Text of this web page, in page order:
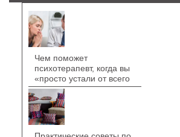
Чем поможет
психотерапевт, когда вы
«просто устали от всего